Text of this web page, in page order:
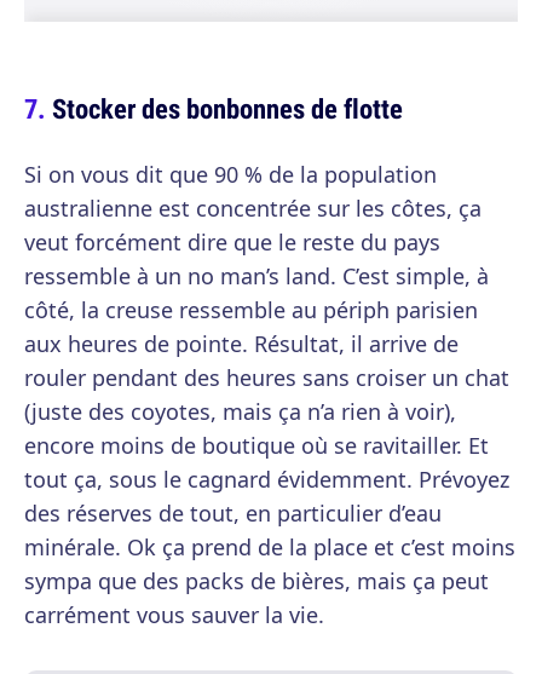
Stocker des bonbonnes de flotte
Si on vous dit que 90 % de la population
australienne est concentrée sur les côtes, ça
veut forcément dire que le reste du pays
ressemble à un no man’s land. C’est simple, à
côté, la creuse ressemble au périph parisien
aux heures de pointe. Résultat, il arrive de
rouler pendant des heures sans croiser un chat
(juste des coyotes, mais ça n’a rien à voir),
encore moins de boutique où se ravitailler. Et
tout ça, sous le cagnard évidemment. Prévoyez
des réserves de tout, en particulier d’eau
minérale. Ok ça prend de la place et c’est moins
sympa que des packs de bières, mais ça peut
carrément vous sauver la vie.